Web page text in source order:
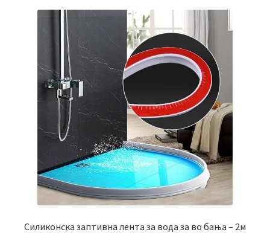
Силиконска заптивна лента за вода за во бања – 2м